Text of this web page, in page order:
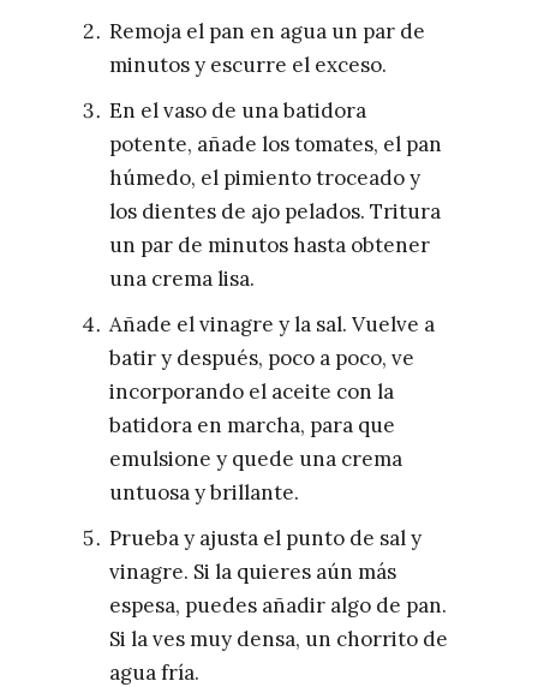
Remoja el pan en agua un par de
minutos y escurre el exceso.
En el vaso de una batidora
potente, añade los tomates, el pan
húmedo, el pimiento troceado y
los dientes de ajo pelados. Tritura
un par de minutos hasta obtener
una crema lisa.
Añade el vinagre y la sal. Vuelve a
batir y después, poco a poco, ve
incorporando el aceite con la
batidora en marcha, para que
emulsione y quede una crema
untuosa y brillante.
Prueba y ajusta el punto de sal y
vinagre. Si la quieres aún más
espesa, puedes añadir algo de pan.
Si la ves muy densa, un chorrito de
agua fría.